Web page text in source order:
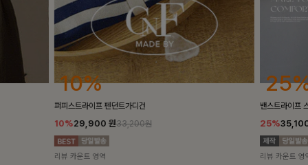
25%
밴스트라이프 스트링원피스
25%35,100 원46,800원
리뷰 카운트 영역
10%
[5천장돌파/
10%
리뷰 카운트 영